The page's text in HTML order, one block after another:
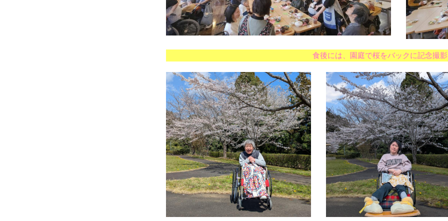
食後には、園庭で桜をバックに記念撮